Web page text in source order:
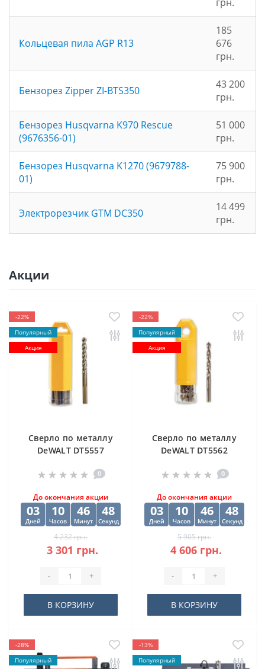
Кольцевая пила AGP R13
185
676
грн.
Бензорез Zipper ZI-BTS350
43 200
грн.
Бензорез Husqvarna K970 Rescue
(9676356-01)
51 000
грн.
Бензорез Husqvarna K1270 (9679788-
01)
75 900
грн.
Электрорезчик GTM DC350
14 499
грн.
Акции
-22%
Популярный
Акция
Cверлo по металлу
DeWALT DT5557
10х84х133 мм
0
До окончания акции
03
Дней
10
Часов
46
Минут
47
Секунд
4 232 грн.
3 301 грн.
- +
В КОРЗИНУ
-22%
Популярный
Акция
Cверлo по металлу
DeWALT DT5562
(10 шт) 12.5х98х151
0
До окончания акции
03
Дней
10
Часов
46
Минут
47
Секунд
5 905 грн.
4 606 грн.
- +
В КОРЗИНУ
-28%
Популярный
-13%
Популярный